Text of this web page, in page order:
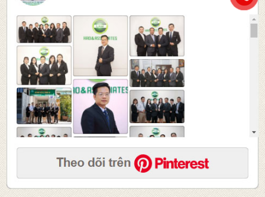
Tư vấn soạn thảo hợp đồng